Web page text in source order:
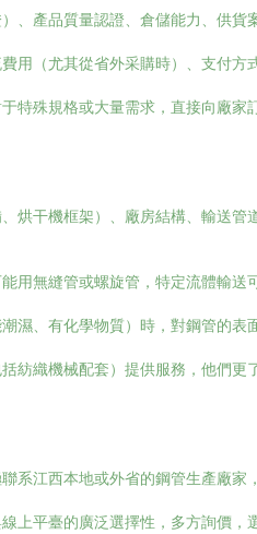
、產品質量認證、倉儲能力、供貨
用（尤其從省外采購時）、支付方
特殊規格或大量需求，直接向廠家
烘干機框架）、廠房結構、輸送管
用無縫管或螺旋管，特定流體輸送
濕、有化學物質）時，對鋼管的
紡織機械配套）提供服務，他們更
系江西本地或外省的鋼管生產廠家
上平臺的廣泛選擇性，多方詢價，